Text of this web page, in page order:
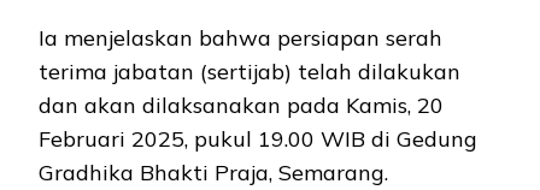
Ia menjelaskan bahwa persiapan serah
terima jabatan (sertijab) telah dilakukan
dan akan dilaksanakan pada Kamis, 20
Februari 2025, pukul 19.00 WIB di Gedung
Gradhika Bhakti Praja, Semarang.